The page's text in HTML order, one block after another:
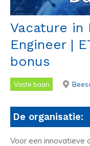
Vacature in
Engineer |
bonus
Vaste baan
De organisatie:
Voor een innovatieve